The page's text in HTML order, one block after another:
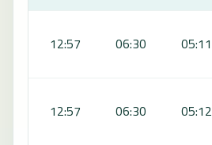
05:11
06:30
12:57
05:12
06:30
12:57